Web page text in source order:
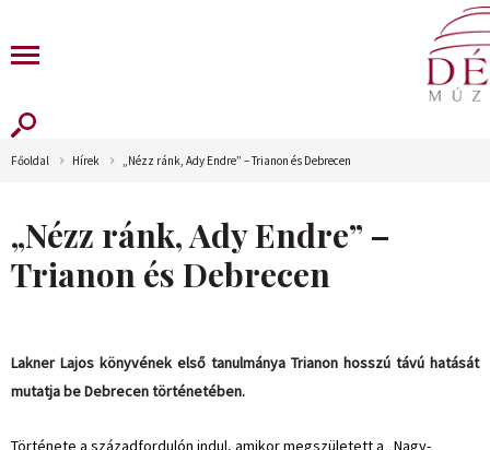
Főoldal Hírek „Nézz ránk, Ady Endre” – Trianon és Debrecen
„Nézz ránk, Ady Endre” –
Trianon és Debrecen
Lakner Lajos könyvének első tanulmánya Trianon hosszú távú hatását
mutatja be Debrecen történetében.
Története a századfordulón indul, amikor megszületett a „Nagy-